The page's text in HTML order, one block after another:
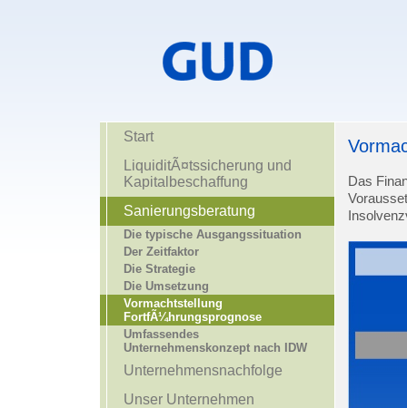
Das
Start
LiquiditÃ¤tssicherung und
Kapitalbeschaffung
Sanierungsberatung
Die typische Ausgangssituation
Der Zeitfaktor
Die Strategie
Die Umsetzung
Vormachtstellung
FortfÃ¼hrungsprognose
Umfassendes
Unternehmenskonzept nach IDW
Unternehmensnachfolge
Unser Unternehmen